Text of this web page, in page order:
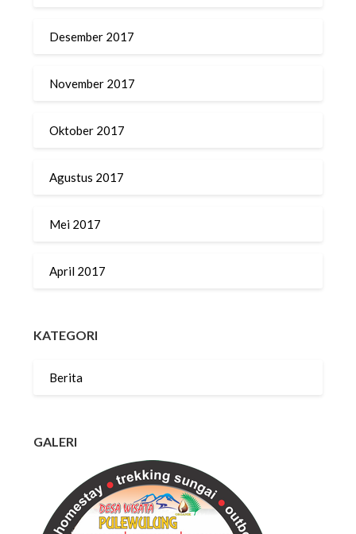
Desember 2017
November 2017
Oktober 2017
Agustus 2017
Mei 2017
April 2017
KATEGORI
Berita
GALERI